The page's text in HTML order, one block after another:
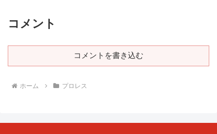
コメント
コメントを書き込む
ホーム プロレス